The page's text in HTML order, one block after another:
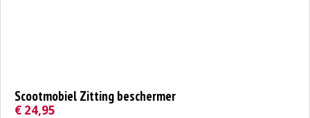
Scootmobiel Zitting beschermer
€ 24,95